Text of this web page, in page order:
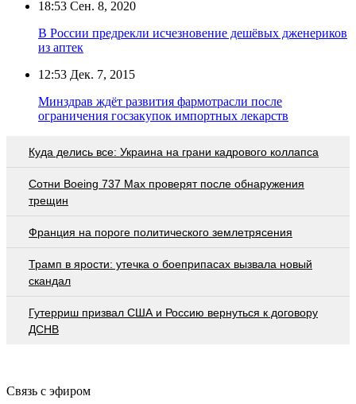
18:53 Сен. 8, 2020
В России предрекли исчезновение дешёвых дженериков
из аптек
12:53 Дек. 7, 2015
Минздрав ждёт развития фармотрасли после
ограничения госзакупок импортных лекарств
Куда делись все: Украина на грани кадрового коллапса
Сотни Boeing 737 Max проверят после обнаружения
трещин
Франция на пороге политического землетрясения
Трамп в ярости: утечка о боеприпасах вызвала новый
скандал
Гутерриш призвал США и Россию вернуться к договору
ДСНВ
Связь с эфиром